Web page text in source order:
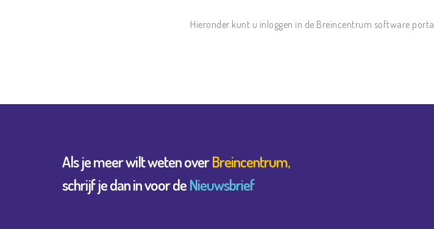
Hieronder kunt u inloggen in de Breincentrum software portal
Als je meer wilt weten overBreincentrum,
schrijf je dan in voor deNieuwsbrief